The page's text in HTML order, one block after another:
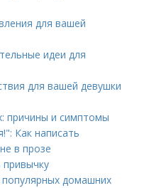
для вашей
идеи для
для вашей девушки
причины и симптомы
Как написать
в прозе
привычку
домашних